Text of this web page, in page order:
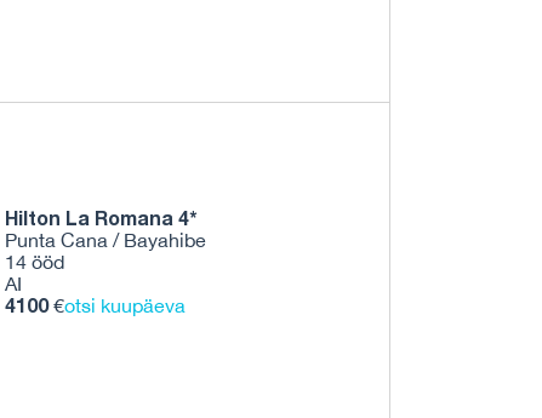
Hilton La Romana 4*
Punta Cana / Bayahibe
14 ööd
AI
4100€otsi kuupäeva